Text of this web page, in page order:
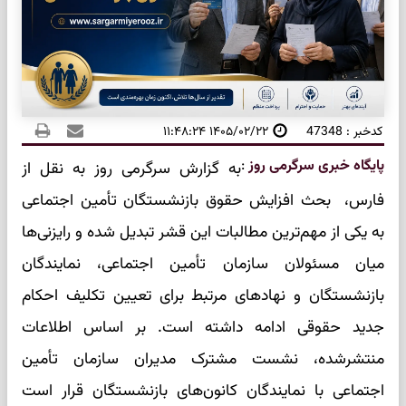
کدخبر : 47348 ۱۴۰۵/۰۲/۲۲ ۱۱:۴۸:۲۴
پایگاه خبری سرگرمی روز:به گزارش سرگرمی روز به نقل از
فارس، بحث افزایش حقوق بازنشستگان تأمین اجتماعی
به یکی از مهم‌ترین مطالبات این قشر تبدیل شده و رایزنی‌ها
میان مسئولان سازمان تأمین اجتماعی، نمایندگان
بازنشستگان و نهادهای مرتبط برای تعیین تکلیف احکام
جدید حقوقی ادامه داشته است. بر اساس اطلاعات
منتشرشده، نشست مشترک مدیران سازمان تأمین
اجتماعی با نمایندگان کانون‌های بازنشستگان قرار است